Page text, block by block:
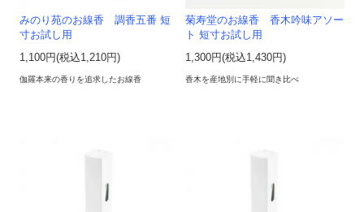
みのり苑のお線香 調香五番 短
寸お試し用
1,100円(税込1,210円)
伽羅本来の香りを追求したお線香
菊寿堂のお線香 香木吟味アソー
ト 短寸お試し用
1,300円(税込1,430円)
香木を産地別に手軽に聞き比べ